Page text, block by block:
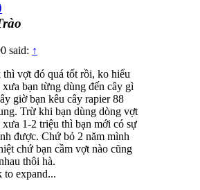
said: ↑
thì vợt đó quá tốt rồi, ko hiểu
xưa bạn từng dùng đến cây gì
giờ bạn kêu cây rapier 88
Trừ khi bạn dùng dòng vợt
xưa 1-2 triệu thì bạn mới có sự
được. Chứ bỏ 2 năm mình
chứ bạn cầm vợt nào cũng
thôi hà.
to expand...